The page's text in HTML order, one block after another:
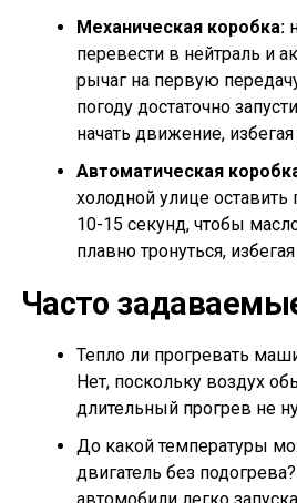
Механическая коробка:
перевести в нейтраль и
рычаг на первую
погоду достаточно
начать движение,
Автоматическая
холодной улице оставить
10-15 секунд, чтобы
плавно тронуться,
Часто
Тепло ли прогревать
Нет, поскольку воздух
длительный прогрев не
До какой температуры
двигатель без